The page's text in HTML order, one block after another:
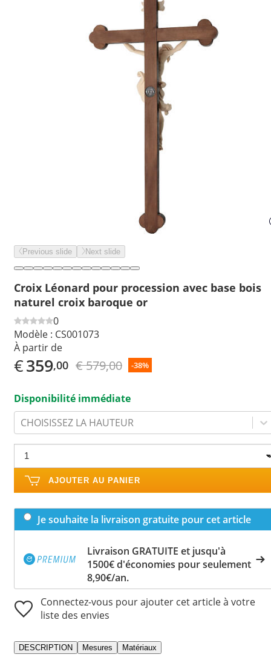
Previous slide Next slide
Croix Léonard pour procession avec base bois
naturel croix baroque or
0
Modèle : CS001073
À partir de
€359,00 € 579,00 -38%
Disponibilité immédiate
CHOISISSEZ LA HAUTEUR
AJOUTER AU PANIER
Je souhaite la livraison gratuite pour cet article
Livraison GRATUITE et jusqu'à
1500€ d'économies pour seulement
8,90€/an.
Connectez-vous pour ajouter cet article à votre
liste des envies
DESCRIPTION Mesures Matériaux